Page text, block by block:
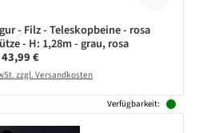
- Filz - Teleskopbeine - rosa
- H: 1,28m - grau, rosa
Regulärer Preis:
43,99 €
zzgl. Versandkosten
Verfügbarkeit: